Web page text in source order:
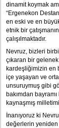
dinamit koymak
“Ergenekon
en eski ve en
etnik bir
çalışılmaktadır.
Nevruz, bizleri
çıkaran bir
kardeşliğimizin en
içe yaşayan ve
unsuruymuş gibi
bakımdan
kaynaşmış
İnanıyoruz ki
değerlerin yeniden